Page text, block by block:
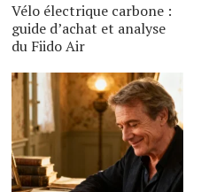
Vélo électrique carbone :
guide d’achat et analyse
du Fiido Air